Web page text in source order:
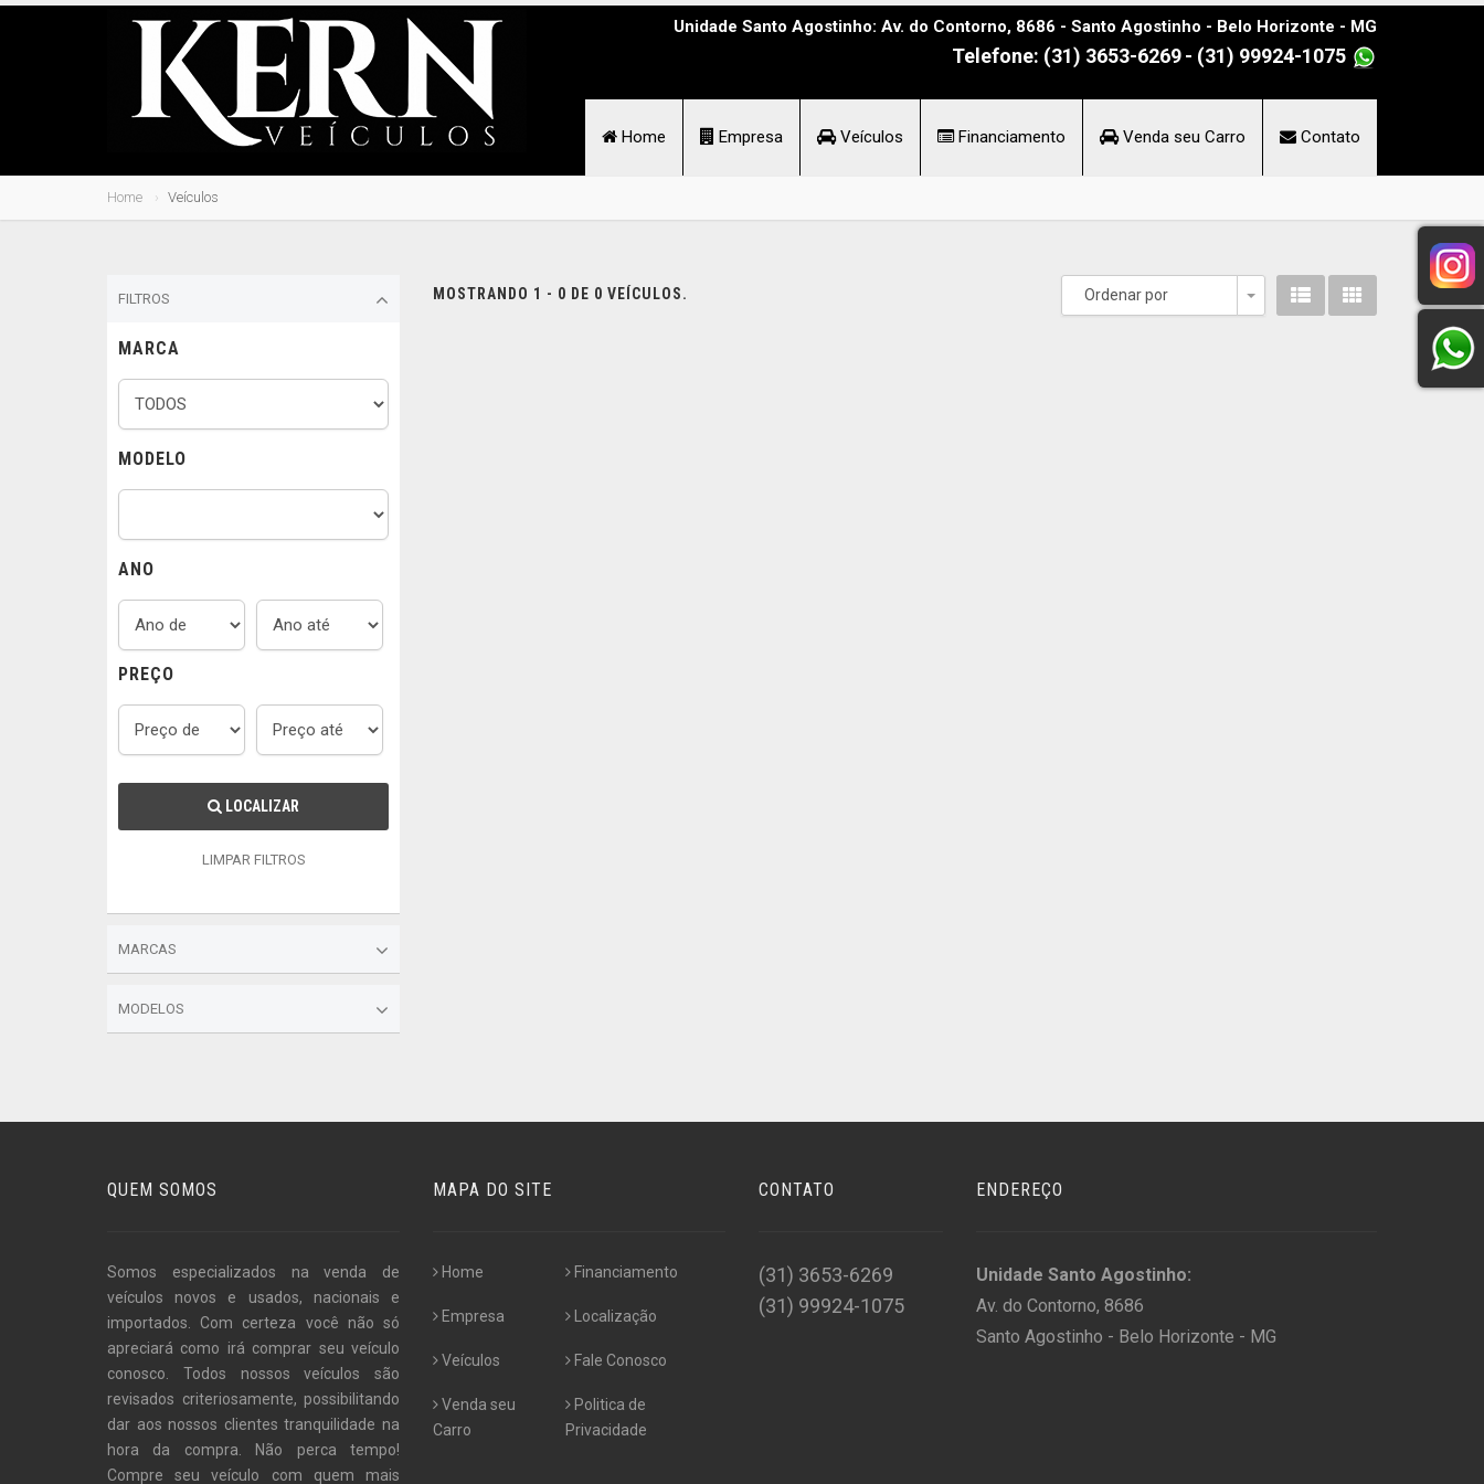
Unidade Santo Agostinho: Av. do Contorno, 8686 - Santo Agostinho - Belo Horizonte - MG
Telefone: (31) 3653-6269- (31) 99924-1075
Home Empresa Veículos Financiamento Venda seu Carro Contato
Home Veículos
FILTROS
MARCA
MODELO
ANO
PREÇO
LOCALIZAR
LIMPAR FILTROS
MARCAS
MODELOS
MOSTRANDO 1 - 0 DE 0 VEÍCULOS. Ordenar por
Toggle Dropdown
QUEM SOMOS
Somos especializados na venda de
veículos novos e usados, nacionais e
importados. Com certeza você não só
apreciará como irá comprar seu veículo
conosco. Todos nossos veículos são
revisados criteriosamente, possibilitando
dar aos nossos clientes tranquilidade na
hora da compra. Não perca tempo!
Compre seu veículo com quem mais
MAPA DO SITE
Home
Empresa
Veículos
Venda seu
Carro
Financiamento
Localização
Fale Conosco
Politica de
Privacidade
CONTATO
(31) 3653-6269
(31) 99924-1075
ENDEREÇO
Unidade Santo Agostinho:
Av. do Contorno, 8686
Santo Agostinho - Belo Horizonte - MG